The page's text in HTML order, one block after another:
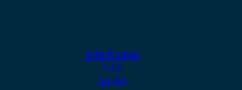
Alfa Romeo
Audi
Austin